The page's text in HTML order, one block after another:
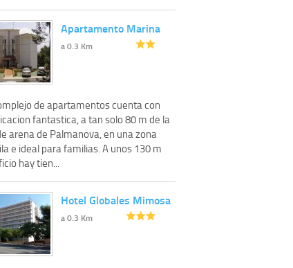
Apartamento Marina
a 0.3 Km
de apartamentos cuenta con
fantastica, a tan solo 80 m de la
arena de Palmanova, en una zona
e ideal para familias. A unos 130 m
hay tien...
Hotel Globales Mimosa
a 0.3 Km